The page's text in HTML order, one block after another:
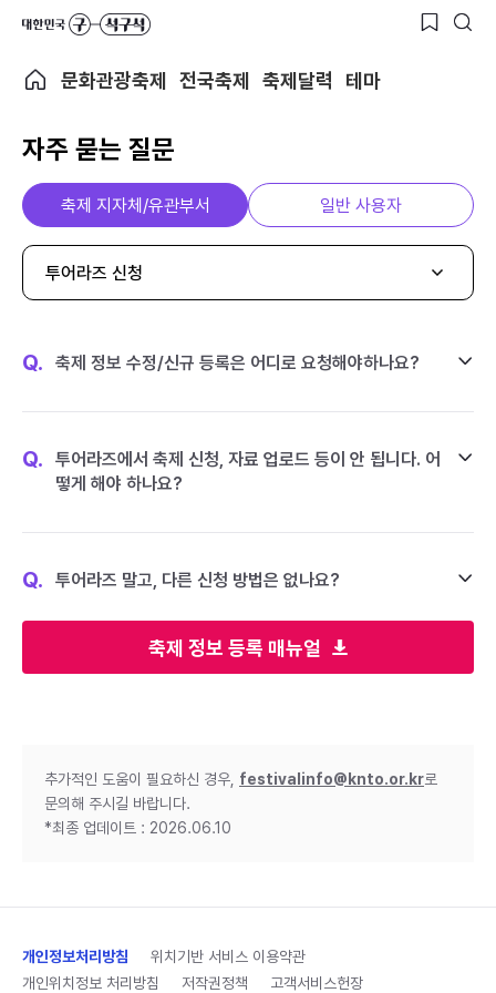
문화관광축제 전국축제 축제달력 테마
자주 묻는 질문
축제 정보 등록 매뉴얼
축제 지자체/유관부서 일반 사용자
투어라즈 신청
Q. 축제 정보 수정/신규 등록은 어디로 요청해야하나요?
Q.
투어라즈에서 축제 신청, 자료 업로드 등이 안 됩니다. 어
떻게 해야 하나요?
Q. 투어라즈 말고, 다른 신청 방법은 없나요?
추가적인 도움이 필요하신 경우, festivalinfo@knto.or.kr로
문의해 주시길 바랍니다.
*최종 업데이트 : 2026.06.10
개인정보처리방침
위치기반 서비스 이용약관
개인위치정보 처리방침
저작권정책 고객서비스헌장